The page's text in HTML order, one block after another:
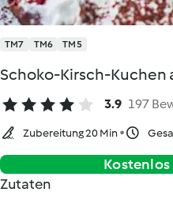
TM7 TM6 TM5
Schoko-Kirsch-Kuchen
3.9 197
Zubereitung 20 Min
Zutaten